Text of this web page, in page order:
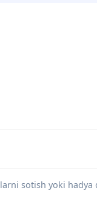
sotish yoki